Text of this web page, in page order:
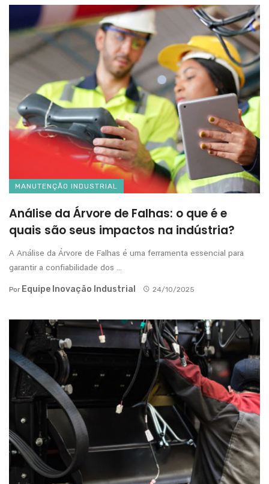
MANUTENÇÃO INDUSTRIAL
Análise da Árvore de Falhas: o que é e
quais são seus impactos na indústria?
A Análise da Árvore de Falhas é uma ferramenta essencial para
garantir a confiabilidade dos ...
Por Equipe Inovação Industrial 24/10/2025